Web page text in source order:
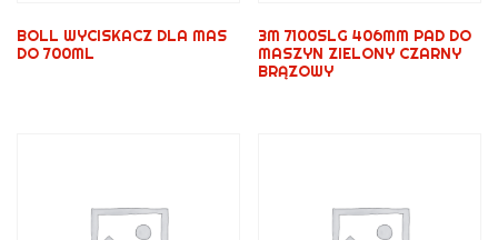
BOLL WYCISKACZ DLA MAS
DO 700ML
3M 7100SLG 406MM PAD DO
MASZYN ZIELONY CZARNY
BRĄZOWY